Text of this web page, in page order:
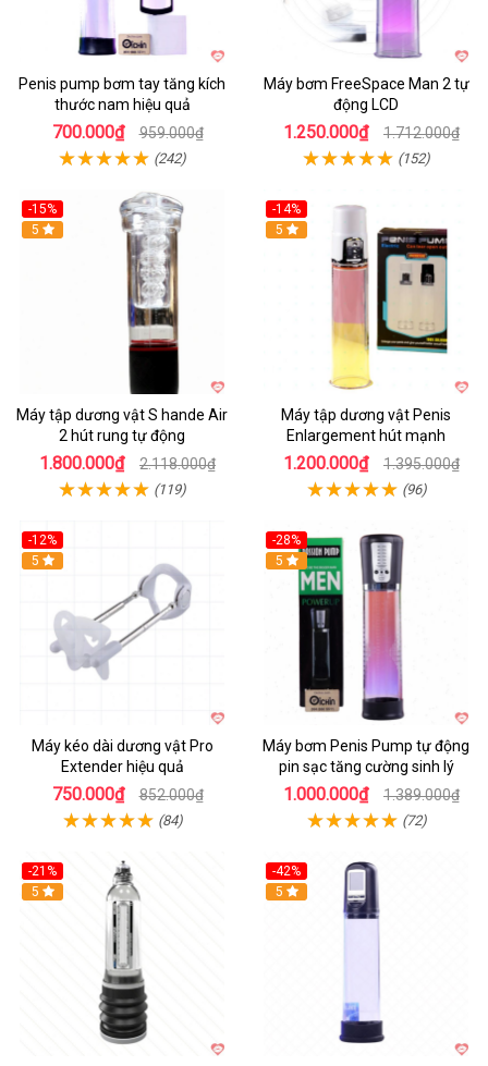
Penis pump bơm tay tăng kích
thước nam hiệu quả
700.000₫ 959.000₫
(242)
Máy bơm FreeSpace Man 2 tự
động LCD
1.250.000₫ 1.712.000₫
(152)
-15%
Hot
5
Máy tập dương vật S hande Air
2 hút rung tự động
1.800.000₫ 2.118.000₫
(119)
-14%
Hot
5
Máy tập dương vật Penis
Enlargement hút mạnh
1.200.000₫ 1.395.000₫
(96)
-12%
Hot
5
Máy kéo dài dương vật Pro
Extender hiệu quả
750.000₫ 852.000₫
(84)
-28%
Hot
5
Máy bơm Penis Pump tự động
pin sạc tăng cường sinh lý
1.000.000₫ 1.389.000₫
(72)
-21%
Hot
5
-42%
Hot
5